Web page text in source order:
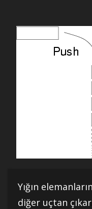
Yığın
diğer uçtan